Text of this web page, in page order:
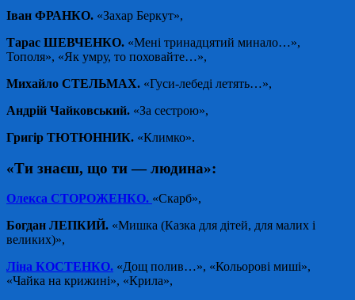
Іван ФРАНКО. «Захар Беркут»,
Тарас ШЕВЧЕНКО. «Мені тринадцятий минало…»,
Тополя», «Як умру, то поховайте…»,
Михайло СТЕЛЬМАХ. «Гуси-лебеді летять…»,
Андрій Чайковський. «За сестрою»,
Григір ТЮТЮННИК. «Климко».
«Ти знаєш, що ти — людина»:
Олекса СТОРОЖЕНКО. «Скарб»,
Богдан ЛЕПКИЙ. «Мишка (Казка для дітей, для малих і
великих)»,
Ліна КОСТЕНКО. «Дощ полив…», «Кольорові миші»,
«Чайка на крижині», «Крила»,